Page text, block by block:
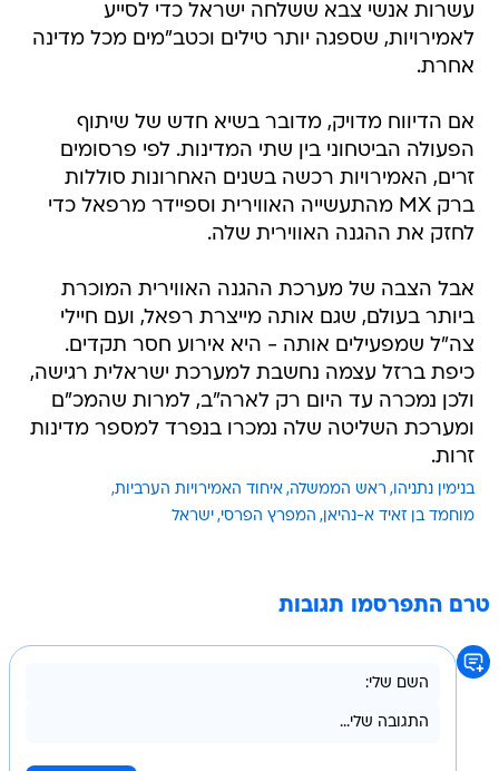
עשרות אנשי צבא ששלחה ישראל כדי לסייע
לאמירויות, שספגה יותר טילים וכטב"מים מכל מדינה
אחרת.
אם הדיווח מדויק, מדובר בשיא חדש של שיתוף
הפעולה הביטחוני בין שתי המדינות. לפי פרסומים
זרים, האמירויות רכשה בשנים האחרונות סוללות
ברק MX מהתעשייה האווירית וספיידר מרפאל כדי
לחזק את ההגנה האווירית שלה.
אבל הצבה של מערכת ההגנה האווירית המוכרת
ביותר בעולם, שגם אותה מייצרת רפאל, ועם חיילי
צה"ל שמפעילים אותה - היא אירוע חסר תקדים.
כיפת ברזל עצמה נחשבת למערכת ישראלית רגישה,
ולכן נמכרה עד היום רק לארה"ב, למרות שהמכ"ם
ומערכת השליטה שלה נמכרו בנפרד למספר מדינות
זרות.
בנימין נתניהו ראש הממשלה איחוד האמירויות הערביות
מוחמד בן זאיד א-נהיאן המפרץ הפרסי ישראל
טרם התפרסמו תגובות